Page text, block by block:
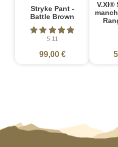
Stryke Pant -
Battle Brown
5.11
99,00 €
V.XI®